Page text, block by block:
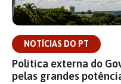
NOTÍCIAS DO PT
Política externa do
pelas grandes